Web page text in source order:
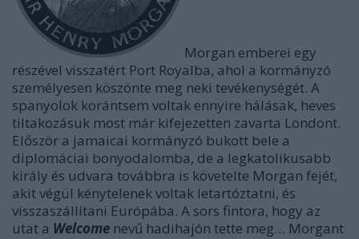
Morgan emberei egy
részével visszatért Port Royalba, ahol a kormányzó
személyesen köszönte meg neki tevékenységét. A
spanyolok korántsem voltak ennyire hálásak, heves
tiltakozásuk most már kifejezetten zavarta Londont.
Először a jamaicai kormányzó bukott bele a
diplomáciai bonyodalomba, de a legkatolikusabb
király és udvara továbbra is követelte Morgan fejét,
akit végül kénytelenek voltak letartóztatni, és
visszaszállítani Európába. A sors fintora, hogy az
utat a Welcome nevű hadihajón tette meg… Morgant